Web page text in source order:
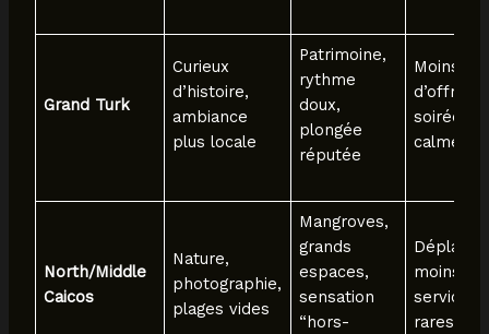
Grand Turk
Curieux
d’histoire,
ambiance
plus locale
Patrimoine,
rythme
doux,
plongée
réputée
Moins
d’offres,
soirées
calmes
North/Middle
Caicos
Nature,
photographie,
plages vides
Mangroves,
grands
espaces,
sensation
“hors-
moins
services
rares